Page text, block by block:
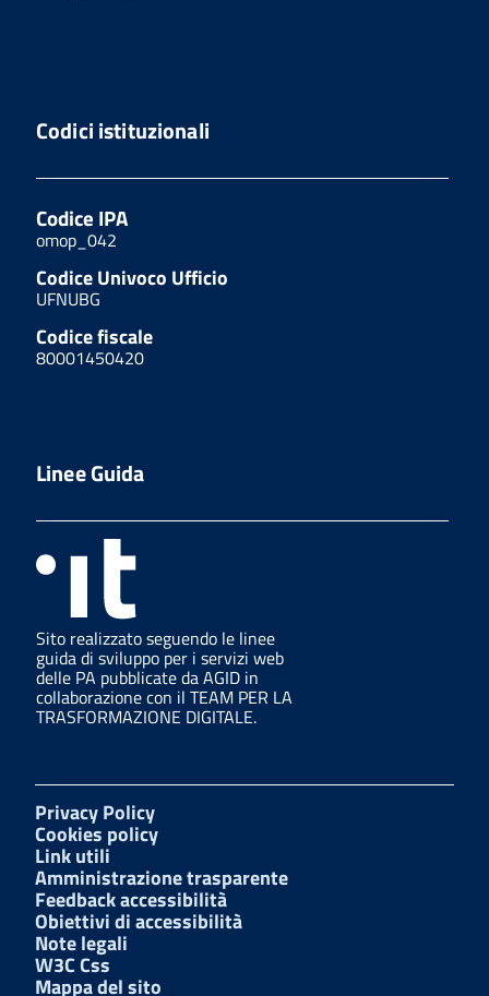
Codici istituzionali
Codice IPA
omop_042
Codice Univoco Ufficio
UFNUBG
Codice fiscale
80001450420
Linee Guida
Sito realizzato seguendo le linee
guida di sviluppo per i servizi web
delle PA pubblicate da AGID in
collaborazione con il TEAM PER LA
TRASFORMAZIONE DIGITALE.
Privacy Policy
Cookies policy
Link utili
Amministrazione trasparente
Feedback accessibilità
Obiettivi di accessibilità
Note legali
W3C Css
Mappa del sito